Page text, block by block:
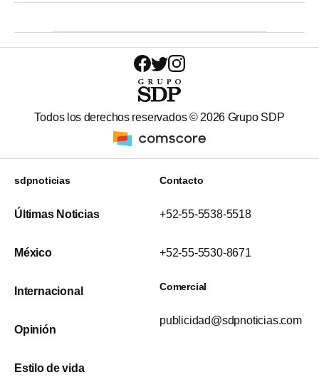
Todos los derechos reservados ©2026 Grupo SDP
sdpnoticias
Últimas Noticias
México
Internacional
Opinión
Estilo de vida
Contacto
+52-55-5538-5518
+52-55-5530-8671
Comercial
publicidad@sdpnoticias.com